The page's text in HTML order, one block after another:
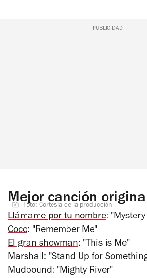
PUBLICIDAD
Mejor canción
Foto: Cortesía de la producción
Llámame por tu nombre:
Coco: "Remember Me"
El gran showman: "This is Me"
Marshall: "Stand Up for
Mudbound: "Mighty River"